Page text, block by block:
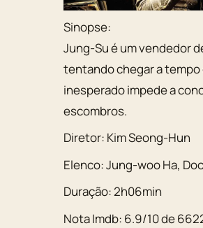
Sinopse:
Jung-Su é um vendedor
tentando chegar a tempo
inesperado impede a
escombros.
Diretor: Kim Seong-Hun
Elenco:Jung-woo Ha,
Duração:2h06min
Nota Imdb: 6.9/10de